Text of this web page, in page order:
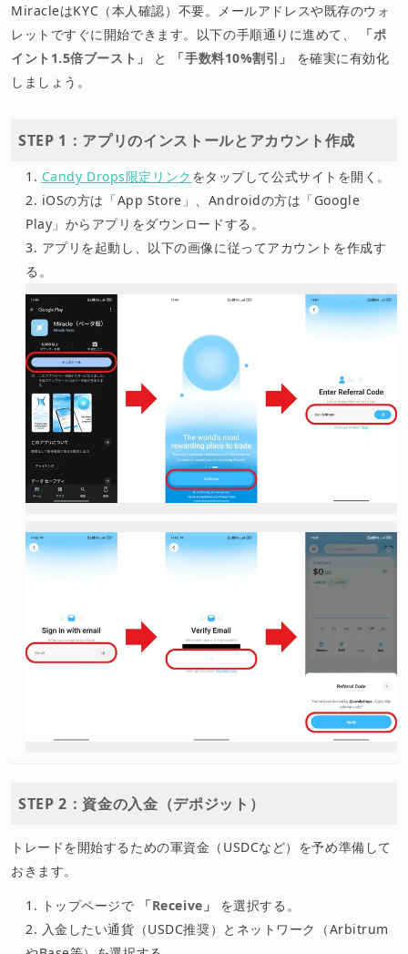
MiracleはKYC（本人確認）不要。メールアドレスや既存のウォ
レットですぐに開始できます。以下の手順通りに進めて、
「ポ
イント1.5倍ブースト」
と 「手数料10%割引」
を確実に有効化
しましょう。
STEP 1：アプリのインストールとアカウント作成
Candy Drops限定リンク をタップして公式サイトを開く。
iOSの方は「App Store」、Androidの方は「Google
Play」からアプリをダウンロードする。
アプリを起動し、以下の画像に従ってアカウントを作成す
る。
STEP 2：資金の入金（デポジット）
トレードを開始するための軍資金（USDCなど）を予め準備して
おきます。
トップページで
「Receive」
を選択する。
入金したい通貨（USDC推奨）とネットワーク（Arbitrum